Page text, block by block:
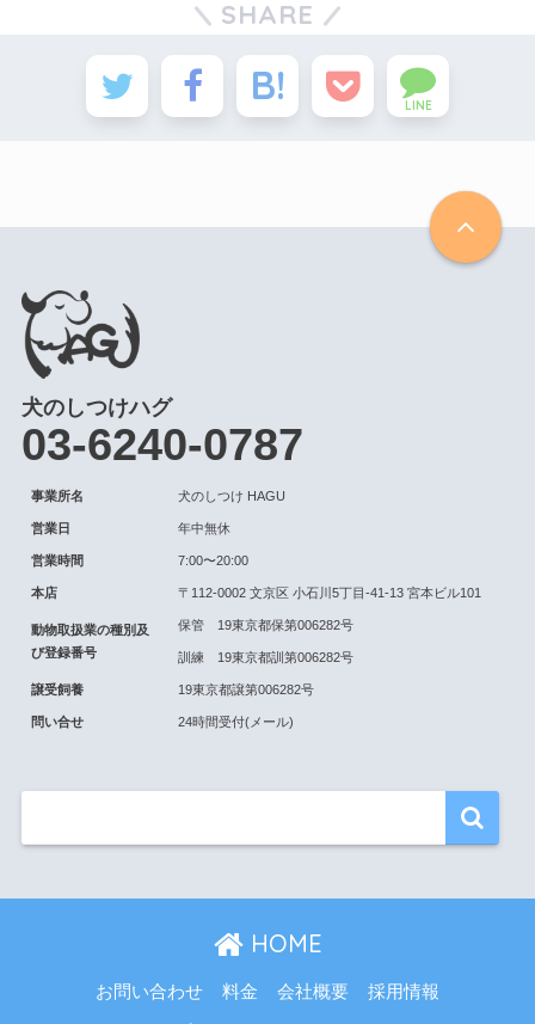
SHARE
LINE
犬のしつけハグ
03-6240-0787
事業所名 犬のしつけ HAGU
営業日 年中無休
営業時間 7:00〜20:00
本店 〒112-0002 文京区 小石川5丁目-41-13 宮本ビル101
動物取扱業の種別及
び登録番号
保管 19東京都保第006282号
訓練 19東京都訓第006282号
譲受飼養 19東京都譲第006282号
問い合せ 24時間受付(メール)
HOME
お問い合わせ 料金 会社概要 採用情報